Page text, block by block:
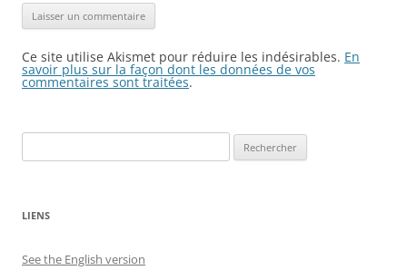
Ce site utilise Akismet pour réduire les indésirables. En
savoir plus sur la façon dont les données de vos
commentaires sont traitées.
LIENS
See the English version